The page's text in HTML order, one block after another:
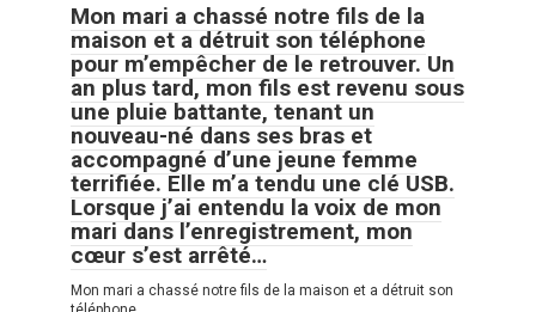
Mon mari a chassé notre fils de la
maison et a détruit son téléphone
pour m’empêcher de le retrouver. Un
an plus tard, mon fils est revenu sous
une pluie battante, tenant un
nouveau-né dans ses bras et
accompagné d’une jeune femme
terrifiée. Elle m’a tendu une clé USB.
Lorsque j’ai entendu la voix de mon
mari dans l’enregistrement, mon
cœur s’est arrêté…
Mon mari a chassé notre fils de la maison et a détruit son